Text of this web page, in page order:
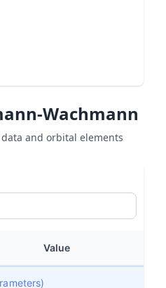
Wachmann
and orbital elements
Value